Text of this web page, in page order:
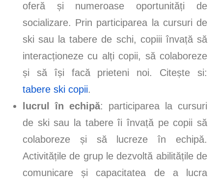
oferă și numeroase oportunități de
socializare. Prin participarea la cursuri de
ski sau la tabere de schi, copiii învață să
interacționeze cu alți copii, să colaboreze
și să își facă prieteni noi. Citește si:
tabere ski copii.
lucrul în echipă: participarea la cursuri
de ski sau la tabere îi învață pe copii să
colaboreze și să lucreze în echipă.
Activitățile de grup le dezvoltă abilitățile de
comunicare și capacitatea de a lucra